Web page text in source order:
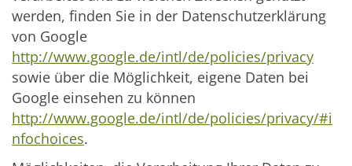
werden, finden Sie in der Datenschutzerklärung
von Google
http://www.google.de/intl/de/policies/privacy
sowie über die Möglichkeit, eigene Daten bei
Google einsehen zu können
http://www.google.de/intl/de/policies/privacy/#i
nfochoices.